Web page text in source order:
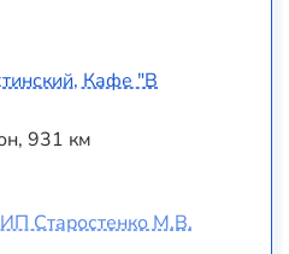
Кафе "В
931 км
Старостенко М.В.